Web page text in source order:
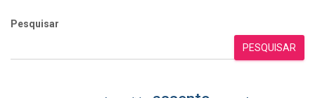
Pesquisar
PESQUISAR